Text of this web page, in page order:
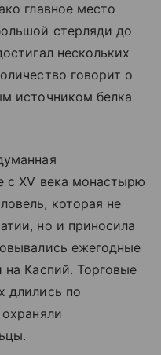
главное место
стерляди до
нескольких
говорит о
источником белка
с XV века монастырю
которая не
но и приносила
ежегодные
на Каспий. Торговые
длились по